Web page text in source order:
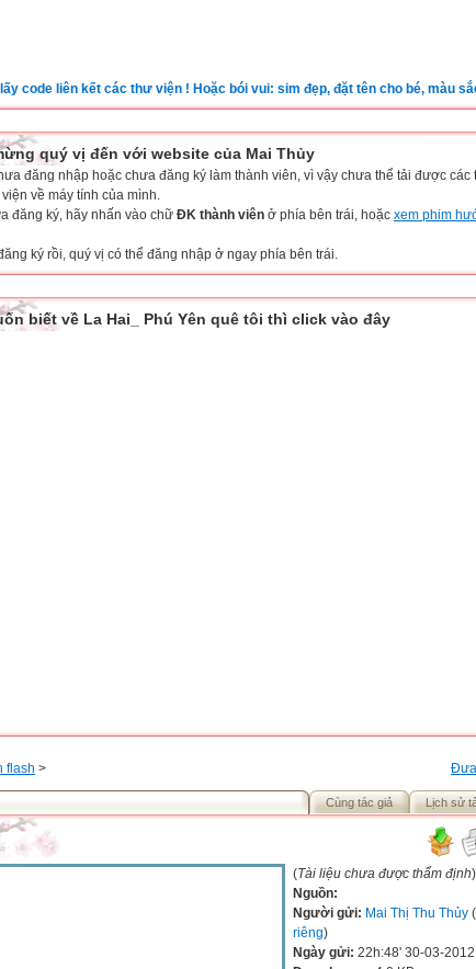
liên kết các thư viện ! Hoặc bói vui: sim đẹp, đặt tên cho bé, màu sắc xe,
quý vị đến với website của Mai Thủy
đăng nhập hoặc chưa đăng ký làm thành viên, vì vậy chưa thể tải được các
về máy tính của mình.
đăng ký, hãy nhấn vào chữ ĐK thành viên ở phía bên trái, hoặc xem phim
ký rồi, quý vị có thể đăng nhập ở ngay phía bên trái.
biết về La Hai_ Phú Yên quê tôi thì click vào đây
flash >
Cùng tác giả Lịch sử
(Tài liệu chưa được thẩm định)
Nguồn:
Người gửi: Mai Thị Thu Thủy (
riêng)
Ngày gửi: 22h:48' 30-03-2012